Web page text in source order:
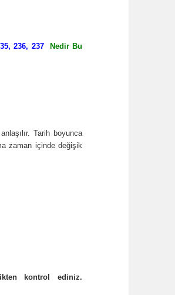
236, 237
Nedir Bu
Tarih boyunca
zaman içinde değişik
kontrol ediniz.